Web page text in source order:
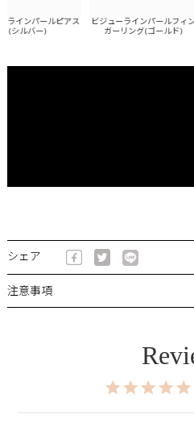
インパールピアス
ルバー)
ビジューラインパールフィン
ガーリング(ゴールド)
シェア
注意事項